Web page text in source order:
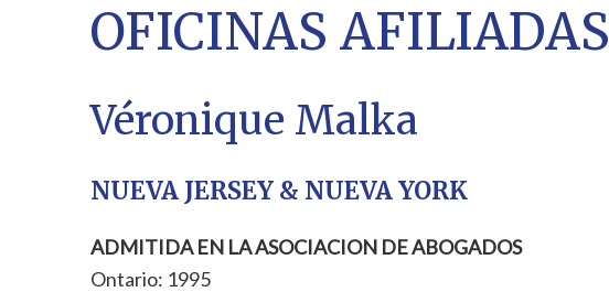
OFICINAS AFILIADAS
Véronique Malka
NUEVA JERSEY & NUEVA YORK
ADMITIDA EN LA ASOCIACION DE ABOGADOS
Ontario: 1995